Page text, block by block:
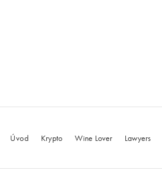
Úvod Krypto Wine Lover Lawyers